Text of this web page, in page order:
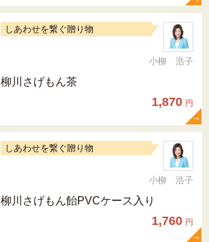
しあわせを繋ぐ贈り物
小柳 浩子
柳川さげもん茶
1,870 円
しあわせを繋ぐ贈り物
小柳 浩子
柳川さげもん飴PVCケース入り
1,760 円